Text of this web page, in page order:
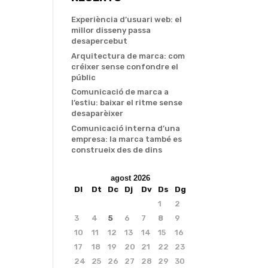
Experiència d’usuari web: el
millor disseny passa
desapercebut
Arquitectura de marca: com
créixer sense confondre el
públic
Comunicació de marca a
l’estiu: baixar el ritme sense
desaparèixer
Comunicació interna d’una
empresa: la marca també es
construeix des de dins
agost 2026
Dl
Dt Dc Dj Dv Ds
Dg
1
2
3
4 5 6 7 8
9
10
11 12 13 14 15
16
17
18 19 20 21 22
23
24
25 26 27 28 29 30